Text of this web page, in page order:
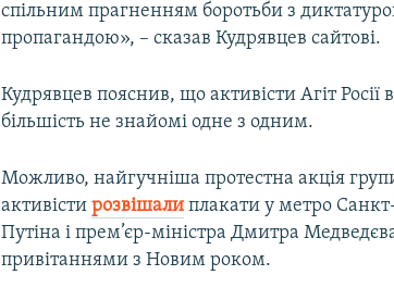
спільним прагненням боротьби з
пропагандою», – сказав Кудрявцев сайтові.
Кудрявцев пояснив, що активісти Агіт Росії
більшість не знайомі одне з одним.
Можливо, найгучніша протестна акція
активістирозвішали плакати у метро
Путіна і прем’єр-міністра Дмитра
привітаннями з Новим роком.